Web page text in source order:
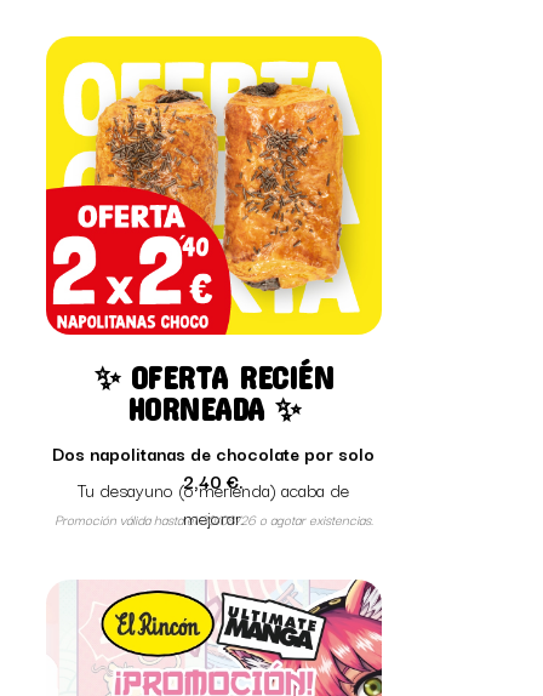
✨ OFERTA RECIÉN
HORNEADA ✨
Dos napolitanas de chocolate por solo
2,40 €.
Tu desayuno (o merienda) acaba de
mejorar.
Promoción válida hasta el 30/08/26 o agotar existencias.